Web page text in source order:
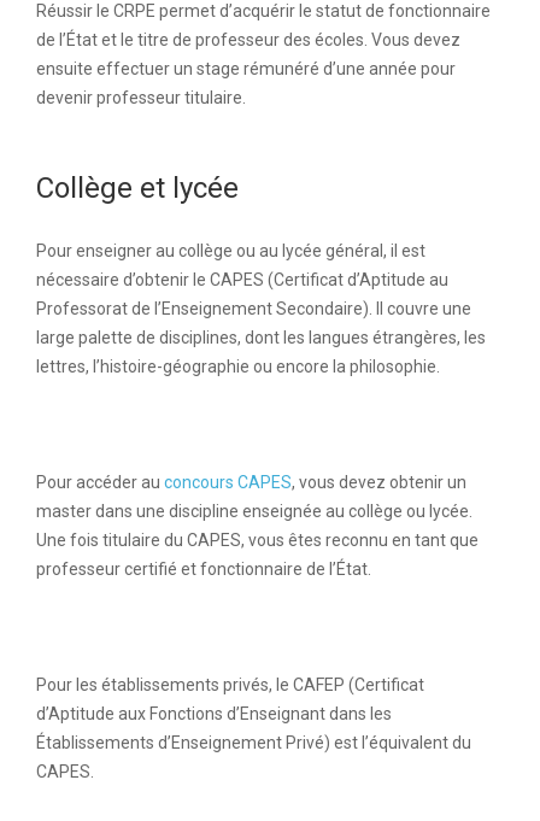
Réussir le CRPE permet d’acquérir le statut de fonctionnaire
de l’État et le titre de professeur des écoles. Vous devez
ensuite effectuer un stage rémunéré d’une année pour
devenir professeur titulaire.
Collège et lycée
Pour enseigner au collège ou au lycée général, il est
nécessaire d’obtenir le CAPES (Certificat d’Aptitude au
Professorat de l’Enseignement Secondaire). Il couvre une
large palette de disciplines, dont les langues étrangères, les
lettres, l’histoire-géographie ou encore la philosophie.
Pour accéder au concours CAPES, vous devez obtenir un
master dans une discipline enseignée au collège ou lycée.
Une fois titulaire du CAPES, vous êtes reconnu en tant que
professeur certifié et fonctionnaire de l’État.
Pour les établissements privés, le CAFEP (Certificat
d’Aptitude aux Fonctions d’Enseignant dans les
Établissements d’Enseignement Privé) est l’équivalent du
CAPES.